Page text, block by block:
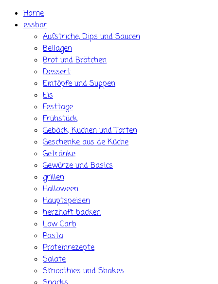
Skip Home
essbar
Aufstriche, Dips und Saucen
Beilagen
Brot und Brötchen
Dessert
Eintöpfe und Suppen
Eis
Festtage
Frühstück
Gebäck, Kuchen und Torten
Geschenke aus de Küche
Getränke
Gewürze und Basics
grillen
Halloween
Hauptspeisen
herzhaft backen
Low Carb
Pasta
Proteinrezepte
Salate
Smoothies und Shakes